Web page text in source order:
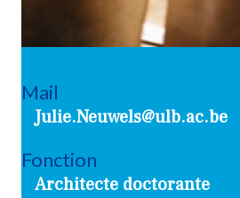
Mail
Julie.Neuwels@ulb.ac.be
Fonction
Architecte doctorante